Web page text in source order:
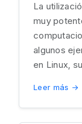
La
muy
algunos
en Linux,
Leer más →